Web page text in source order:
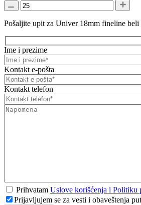
Pošaljite upit za Univer 18mm fineline
Ime i prezime
Kontakt e-pošta
Kontakt telefon
Prihvatam Uslove korišćenja i Politiku
Prijavljujem se za vesti i obaveštenja